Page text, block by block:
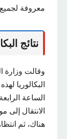
معروفة
نتائج
وقالت وزارة
الساعة
الانتقال
هناك، ثم